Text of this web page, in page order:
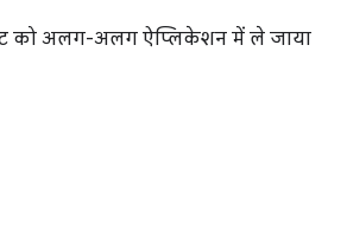
को अलग-अलग ऐप्लिकेशन में ले जाया